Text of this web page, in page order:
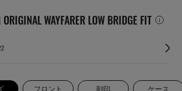
ORIGINAL WAYFARER LOW BRIDGE FIT
フロント 刻印 ケース